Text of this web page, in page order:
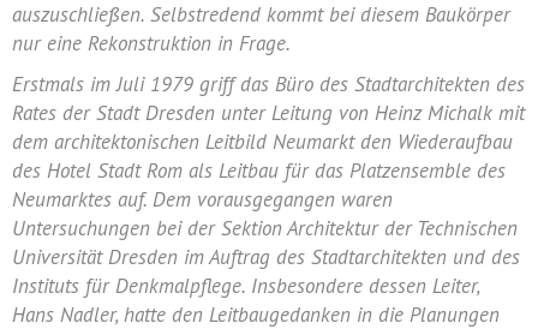
auszuschließen. Selbstredend kommt bei diesem Baukörper
nur eine Rekonstruktion in Frage.
Erstmals im Juli 1979 griff das Büro des Stadtarchitekten des
Rates der Stadt Dresden unter Leitung von Heinz Michalk mit
dem architektonischen Leitbild Neumarkt den Wiederaufbau
des Hotel Stadt Rom als Leitbau für das Platzensemble des
Neumarktes auf. Dem vorausgegangen waren
Untersuchungen bei der Sektion Architektur der Technischen
Universität Dresden im Auftrag des Stadtarchitekten und des
Instituts für Denkmalpflege. Insbesondere dessen Leiter,
Hans Nadler, hatte den Leitbaugedanken in die Planungen